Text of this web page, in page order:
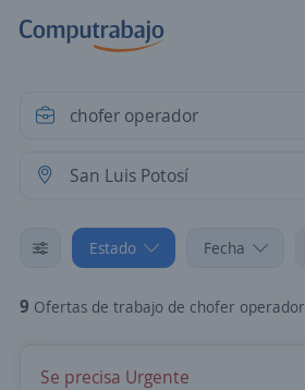
Estado Fecha
9 Ofertas de trabajo de chofer operador en San Luis Potosí
Se precisa Urgente